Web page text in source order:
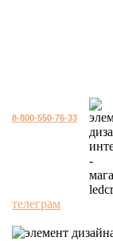
8-800-550-76-33
телеграм